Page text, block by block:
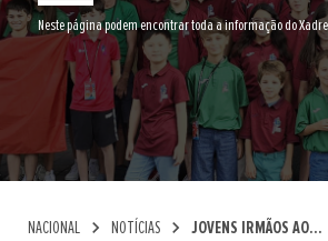
Junte-se a nós neste jogo milenar
NACIONAL chevron_right NOTÍCIAS chevron_right JOVENS IRMÃOS AO...